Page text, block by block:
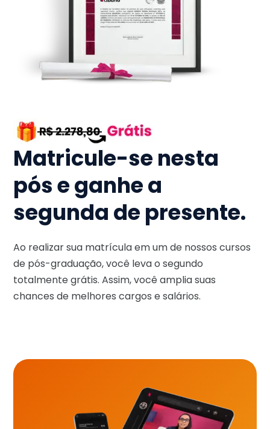
Matricule-se nesta
pós e ganhe a
segunda de presente.
Ao realizar sua matrícula em um de nossos cursos
de pós-graduação, você leva o segundo
totalmente grátis. Assim, você amplia suas
chances de melhores cargos e salários.